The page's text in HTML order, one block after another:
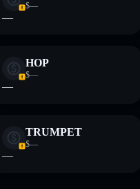
$—
—
HOP
$—
—
TRUMPET
$—
—